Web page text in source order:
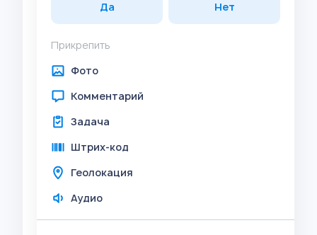
Да Нет
Прикрепить
Фото
Комментарий
Задача
Штрих-код
Геолокация
Аудио